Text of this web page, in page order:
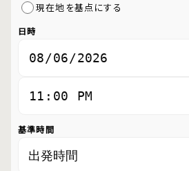
現在地を基点にする
日時
基準時間